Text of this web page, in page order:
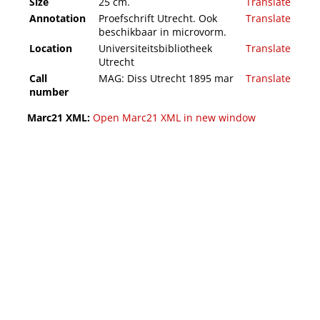
Annotation
Proefschrift Utrecht. Ook
beschikbaar in microvorm.
Translate
Location
Universiteitsbibliotheek
Utrecht
Translate
Call
number
MAG: Diss Utrecht 1895 mar Translate
Marc21 XML: Open Marc21 XML in new window